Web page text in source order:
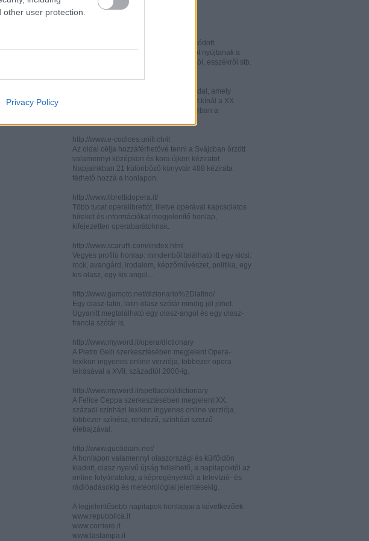
user protection.
Privacy Policy
http://www.italianistica.info/
Két, italianisztikai kutatásra specializálódott
információs portál - számos információt nyújtanak a
legújabb publikációkról, konferenciákról, esszékről stb.
http://digilander.libero.it/letteratura/
Könnyen áttkinthető irodalomkritikai oldal, amely
műelemzéseket és szerzői életrajzokat kínál a XX.
század elejéről. Célközönsége elsősorban a
http://www.e-codices.unifr.ch/it
Az oldal célja hozzáférhetővé tenni a Svájcban őrzött
valamennyi középkori és kora újkori kéziratot.
Napjainkban 21 különböző könyvtár 488 kézirata
férhető hozzá a honlapon.
http://www.librettidopera.it/
Több tucat operalibrettót, illetve operával kapcsolatos
híreket és információkat megjelenítő honlap,
kifejezetten operabarátoknak.
http://www.scaruffi.com/iindex.html
Vegyes profilú honlap: mindenből található itt egy kicsi:
rock, avangárd, irodalom, képzőművészet, politika, egy
kis olasz, egy kis angol...
http://www.gamoto.net/dizionario%2Dlatino/
Egy olasz-latin, latin-olasz szótár mindig jól jöhet.
Ugyanitt megtalálható egy olasz-angol és egy olasz-
francia szótár is.
http://www.myword.it/opera/dictionary
A Pietro Gelli szerkesztésében megjelent Opera-
lexikon ingyenes online verziója, többezer opera
leírásával a XVII. századtól 2000-ig.
http://www.myword.it/spettacolo/dictionary
A Felice Ceppa szerkesztésében megjelent XX.
századi színházi lexikon ingyenes online verziója,
többezer színész, rendező, színházi szerző
életrajzával.
http://www.quotidiani.net/
A honlapon valamennyi olaszországi és külföldön
kiadott, olasz nyelvű újság fellelhető, a napilapoktól az
online folyóiratokig, a képregényektől a televízió- és
rádióadásokig és meteorológiai jelentésekig.
A legjelentősebb napilapok honlapjai a következőek:
www.repubblica.it
www.corriere.it
www.lastampa.it